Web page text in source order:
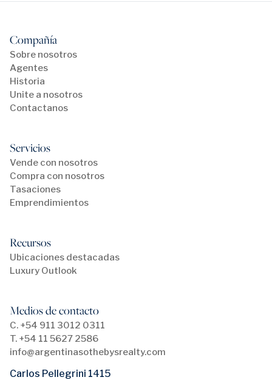
Compañía
Sobre nosotros
Agentes
Historia
Unite a nosotros
Contactanos
Servicios
Vende con nosotros
Compra con nosotros
Tasaciones
Emprendimientos
Recursos
Ubicaciones destacadas
Luxury Outlook
Medios de contacto
C. +54 911 3012 0311
T. +54 11 5627 2586
info@argentinasothebysrealty.com
Carlos Pellegrini 1415